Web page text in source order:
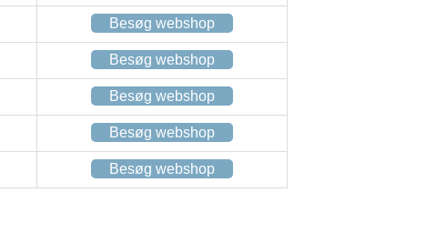
Besøg webshop
Besøg webshop
Besøg webshop
Besøg webshop
Besøg webshop